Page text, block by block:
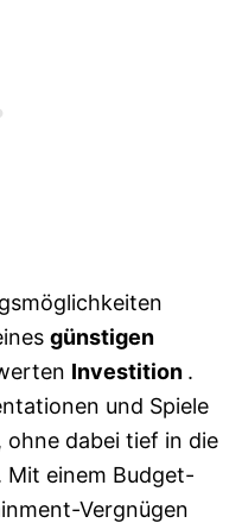
günstigen
Investition .
und Spiele
ohne dabei tief in die
Mit einem Budget-
Vergnügen